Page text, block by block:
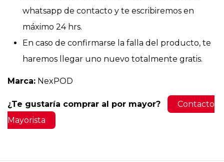
whatsapp de contacto y te escribiremos en
máximo 24 hrs.
En caso de confirmarse la falla del producto, te
haremos llegar uno nuevo totalmente gratis.
Marca: NexPOD
¿Te gustaría comprar al por mayor?
Contacto
Mayorista